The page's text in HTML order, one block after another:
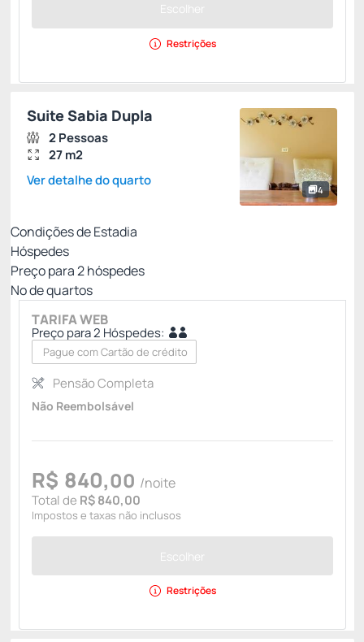
Escolher
Restrições
4
Suite Sabia Dupla
2 Pessoas
27 m2
Ver detalhe do quarto
Condições de Estadia
Hóspedes
Preço para2hóspedes
Nº de quartos
TARIFA WEB
Preço para 2 Hóspedes:
Pague com Cartão de crédito
Pensão Completa
Não Reembolsável
R$ 840,00 /noite
Total de R$ 840,00
Impostos e taxas não inclusos
Escolher
Restrições